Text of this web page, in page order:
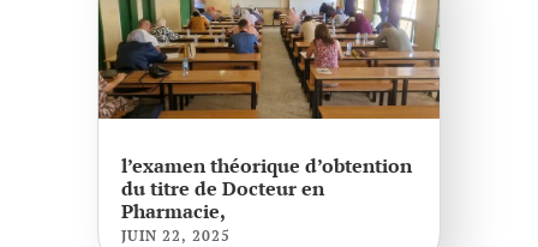
l’examen théorique d’obtention
du titre de Docteur en
Pharmacie,
JUIN 22, 2025